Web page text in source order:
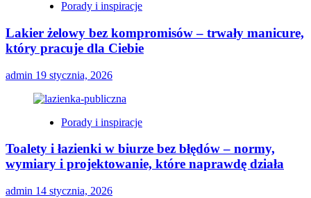
Porady i inspiracje
Lakier żelowy bez kompromisów – trwały manicure,
który pracuje dla Ciebie
admin 19 stycznia, 2026
Porady i inspiracje
Toalety i łazienki w biurze bez błędów – normy,
wymiary i projektowanie, które naprawdę działa
admin 14 stycznia, 2026